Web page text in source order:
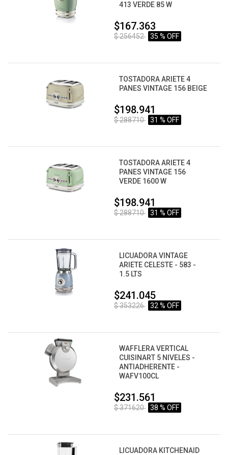
413 VERDE 85 W
$167.363
$ 256452 35 % OFF
TOSTADORA ARIETE 4
PANES VINTAGE 156 BEIGE
$198.941
$ 288710 31 % OFF
TOSTADORA ARIETE 4
PANES VINTAGE 156
VERDE 1600 W
$198.941
$ 288710 31 % OFF
LICUADORA VINTAGE
ARIETE CELESTE - 583 -
1.5 LTS
$241.045
$ 353226 32 % OFF
WAFFLERA VERTICAL
CUISINART 5 NIVELES -
ANTIADHERENTE -
WAFV100CL
$231.561
$ 371620 38 % OFF
LICUADORA KITCHENAID